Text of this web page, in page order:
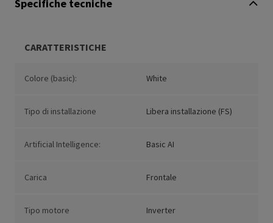
Specifiche tecniche
CARATTERISTICHE
Colore (basic): White
Tipo di installazione Libera installazione (FS)
Artificial Intelligence: Basic AI
Carica Frontale
Tipo motore Inverter